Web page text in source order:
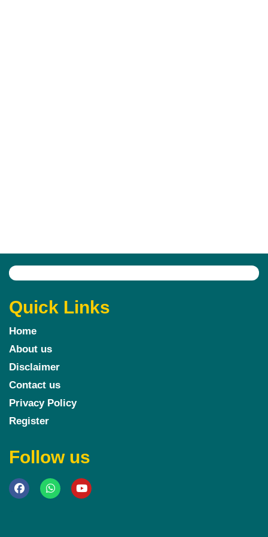
Quick Links
Home
About us
Disclaimer
Contact us
Privacy Policy
Register
Follow us